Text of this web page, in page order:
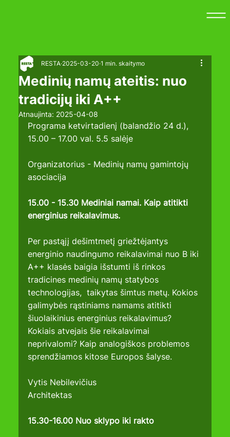
Medinių namų ateitis: nuo
tradicijų iki A++
RESTA 2025-03-20 1 min. skaitymo
Atnaujinta: 2025-04-08
Programa ketvirtadienį (balandžio 24 d.),
15.00 – 17.00 val. 5.5 salėje
Organizatorius - Medinių namų gamintojų
asociacija
15.00 - 15.30 Mediniai namai. Kaip atitikti
energinius reikalavimus.
Per pastąjį dešimtmetį griežtėjantys
energinio naudingumo reikalavimai nuo B iki
A++ klasės baigia išstumti iš rinkos
tradicines medinių namų statybos
technologijas,  taikytas šimtus metų. Kokios
galimybės rąstiniams namams atitikti
šiuolaikinius energinius reikalavimus?
Kokiais atvejais šie reikalavimai
neprivalomi? Kaip analogiškos problemos
sprendžiamos kitose Europos šalyse.
Vytis Nebilevičius
Architektas
15.30-16.00 Nuo sklypo iki rakto